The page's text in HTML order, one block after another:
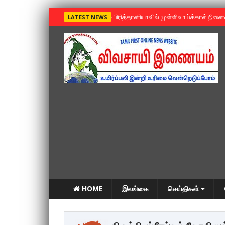
LATEST NEWS »பிரித்தானியாவில் முள்ளிவாய்க்கால்
HOME இலங்கை செய்திகள்